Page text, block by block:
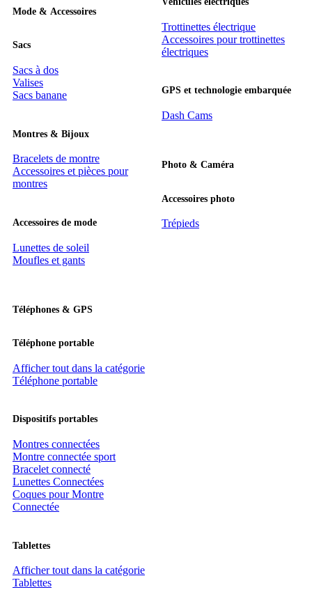
Mode & Accessoires
Sacs
Sacs à dos
Valises
Sacs banane
Montres & Bijoux
Bracelets de montre
Accessoires et pièces pour
montres
Accessoires de mode
Lunettes de soleil
Moufles et gants
Téléphones & GPS
Téléphone portable
Afficher tout dans la catégorie
Téléphone portable
Dispositifs portables
Montres connectées
Montre connectée sport
Bracelet connecté
Lunettes Connectées
Coques pour Montre
Connectée
Tablettes
Afficher tout dans la catégorie
Tablettes
Trottinettes électrique
Accessoires pour trottinettes
électriques
GPS et technologie embarquée
Dash Cams
Photo & Caméra
Accessoires photo
Trépieds